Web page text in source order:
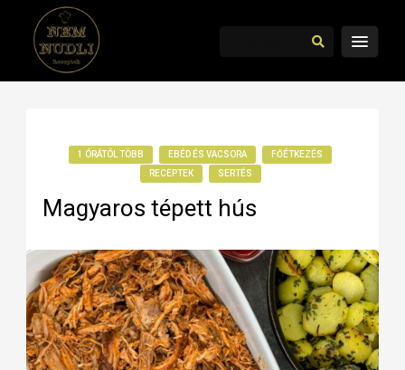
1 ÓRÁTÓL TÖBB EBÉD ÉS VACSORA
FŐÉTKEZÉS
RECEPTEK
SERTÉS
Magyaros tépett hús